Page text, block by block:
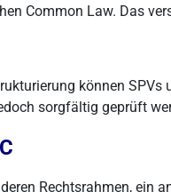
Common Law. Das
können
sorgfältig geprüft
Rechtsrahmen, ein